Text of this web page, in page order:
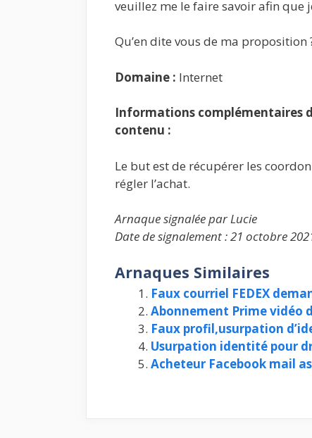
veuillez me le faire savoir afin que
Qu’en dite vous de ma proposition
Domaine : Internet
Informations complémentaires
contenu :
Le but est de récupérer les
régler l’achat.
Arnaque signalée par Lucie
Date de signalement : 21 octobre
Arnaques Similaires
Faux courriel FEDEX
Abonnement Prime vidéo
Faux profil,usurpation
Usurpation identité pour
Acheteur Facebook mail